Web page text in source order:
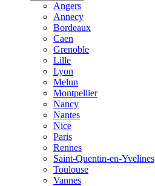
Angers
Annecy
Bordeaux
Caen
Grenoble
Lille
Lyon
Melun
Montpellier
Nancy
Nantes
Nice
Paris
Rennes
Saint-Quentin-en-Yvelines
Toulouse
Vannes